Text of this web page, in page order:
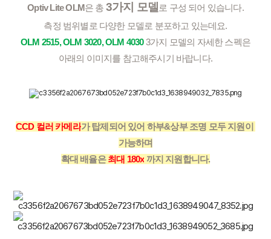
Optiv Lite OLM은 총 3가지 모델 로 구성 되어 있습니다.
측정 범위별로 다양한 모델로 분포하고 있는데요.
OLM 2515, OLM 3020, OLM 4030 3가지 모델의 자세한 스펙은
아래의 이미지를 참고해주시기 바랍니다.
CCD 컬러 카메라가 탑제되어 있어 하부&상부 조명 모두 지원이
가능하며
확대 배율은 최대 180x 까지 지원합니다.